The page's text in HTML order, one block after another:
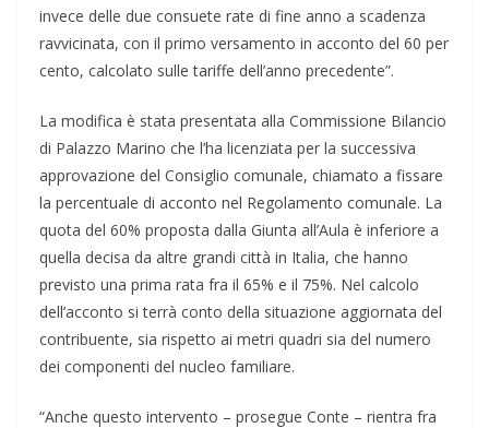
invece delle due consuete rate di fine anno a scadenza
ravvicinata, con il primo versamento in acconto del 60 per
cento, calcolato sulle tariffe dell’anno precedente”.
La modifica è stata presentata alla Commissione Bilancio
di Palazzo Marino che l’ha licenziata per la successiva
approvazione del Consiglio comunale, chiamato a fissare
la percentuale di acconto nel Regolamento comunale. La
quota del 60% proposta dalla Giunta all’Aula è inferiore a
quella decisa da altre grandi città in Italia, che hanno
previsto una prima rata fra il 65% e il 75%. Nel calcolo
dell’acconto si terrà conto della situazione aggiornata del
contribuente, sia rispetto ai metri quadri sia del numero
dei componenti del nucleo familiare.
“Anche questo intervento – prosegue Conte – rientra fra